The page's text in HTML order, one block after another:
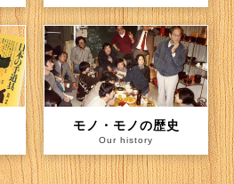
モノ・モノの歴史
Our history